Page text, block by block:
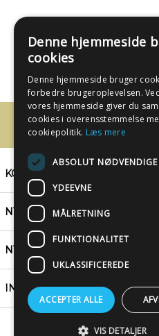
Har du spørgsmål, så
svaret
KONTAKT
NYHEDSBREV
NYTTIGE LINKS
INSPIRATION
Denne hjemmeside
cookies
Denne hjemmeside bruger
forbedre brugeroplevelsen.
vores hjemmeside giver du
cookies i overensstemmelse
cookiepolitik. Læs mere
ABSOLUT NØDVENDIGE
YDEEVNE
MÅLRETNING
FUNKTIONALITET
UKLASSIFICEREDE
ACCEPTER ALLE
VIS DETALJER